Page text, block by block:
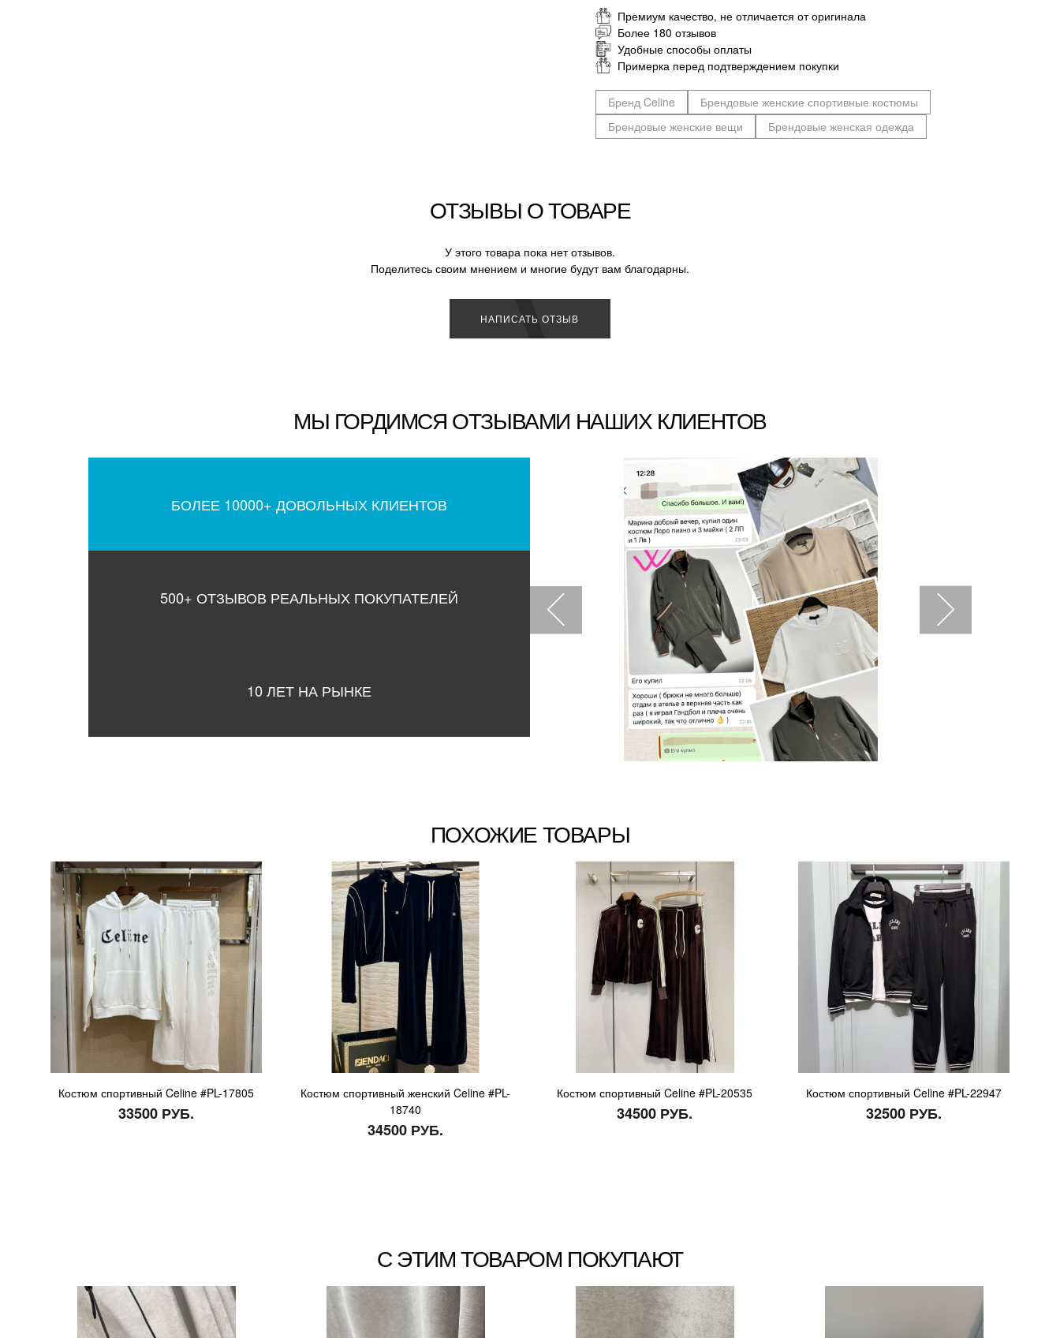
Премиум качество, не отличается от оригинала
Более 180 отзывов
Удобные способы оплаты
Примерка перед подтверждением покупки
Бренд Celine
Брендовые женские спортивные костюмы
Брендовые женские вещи
Брендовые женская одежда
ОТЗЫВЫ О ТОВАРЕ
У этого товара пока нет отзывов.
Поделитесь своим мнением и многие будут вам благодарны.
НАПИСАТЬ ОТЗЫВ
МЫ ГОРДИМСЯ ОТЗЫВАМИ НАШИХ КЛИЕНТОВ
БОЛЕЕ 10000+ ДОВОЛЬНЫХ КЛИЕНТОВ
500+ ОТЗЫВОВ РЕАЛЬНЫХ ПОКУПАТЕЛЕЙ
10 ЛЕТ НА РЫНКЕ
ПОХОЖИЕ ТОВАРЫ
Костюм спортивный Celine #PL-17805
33500 РУБ.
Костюм спортивный женский Celine #PL-
18740
34500 РУБ.
Костюм спортивный Celine #PL-20535
34500 РУБ.
Костюм спортивный Celine #PL-22947
32500 РУБ.
С ЭТИМ ТОВАРОМ ПОКУПАЮТ